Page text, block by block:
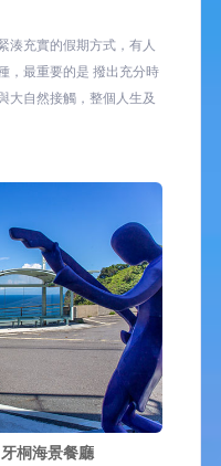
湊充實的假期方式，有人
，最重要的是 撥出充分時
大自然接觸，整個人生及
桐海景餐廳